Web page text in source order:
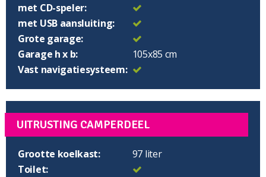
met CD-speler:
met USB aansluiting:
Grote garage:
Garage h x b:
105x85 cm
Vast navigatiesysteem:
UITRUSTING CAMPERDEEL
Grootte koelkast:
97 liter
Toilet: